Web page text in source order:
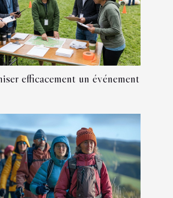
efficacement un événement